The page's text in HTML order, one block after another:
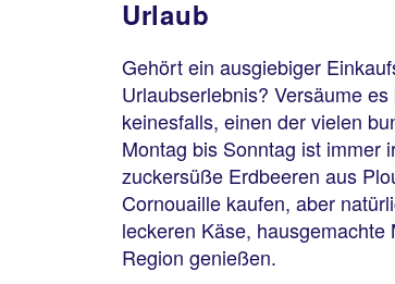
Urlaub
Gehört ein ausgiebiger
Urlaubserlebnis? Versäume
keinesfalls, einen der vielen
Montag bis Sonntag ist immer
zuckersüße Erdbeeren aus
Cornouaille kaufen, aber
leckeren Käse,
Region genießen.